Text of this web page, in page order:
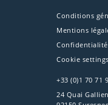
Conditions
Mentions
Confidentialité
Cookie settings
+33 (0)1 70 71
24 Quai